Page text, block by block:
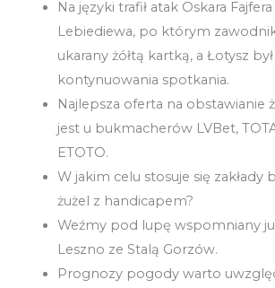
Na języki trafił atak Oskara
Lebiediewa, po którym zawodnik
ukarany żółtą kartką, a Łotysz
kontynuowania spotkania.
Najlepsza oferta na obstawianie
jest u bukmacherów LVBet,
ETOTO.
W jakim celu stosuje się zakłady
żużel z handicapem?
Weźmy pod lupę wspomniany
Leszno ze Stalą Gorzów.
Prognozy pogody warto